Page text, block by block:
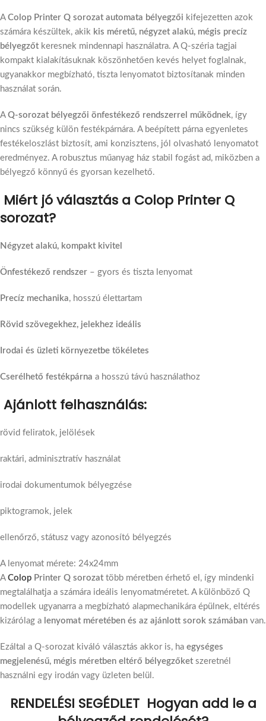
A Colop Printer Q sorozat automata bélyegzői kifejezetten azok
számára készültek, akik kis méretű, négyzet alakú, mégis precíz
bélyegzőtkeresnek mindennapi használatra. A Q-széria tagjai
kompakt kialakításuknak köszönhetően kevés helyet foglalnak,
ugyanakkor megbízható, tiszta lenyomatot biztosítanak minden
használat során.
A Q-sorozat bélyegzői önfestékező rendszerrel működnek, így
nincs szükség külön festékpárnára. A beépített párna egyenletes
festékeloszlást biztosít, ami konzisztens, jól olvasható lenyomatot
eredményez. A robusztus műanyag ház stabil fogást ad, miközben a
bélyegző könnyű és gyorsan kezelhető.
Miért jó választás a Colop Printer Q
sorozat?
Négyzet alakú, kompakt kivitel
Önfestékező rendszer – gyors és tiszta lenyomat
Precíz mechanika, hosszú élettartam
Rövid szövegekhez, jelekhez ideális
Irodai és üzleti környezetbe tökéletes
Cserélhető festékpárna a hosszú távú használathoz
Ajánlott felhasználás:
rövid feliratok, jelölések
raktári, adminisztratív használat
irodai dokumentumok bélyegzése
piktogramok, jelek
ellenőrző, státusz vagy azonosító bélyegzés
A lenyomat mérete: 24x24mm
A Colop Printer Q sorozattöbb méretben érhető el, így mindenki
megtalálhatja a számára ideális lenyomatméretet. A különböző Q
modellek ugyanarra a megbízható alapmechanikára épülnek, eltérés
kizárólag a lenyomat méretében és az ajánlott sorok számában van.
Ezáltal a Q-sorozat kiváló választás akkor is, ha egységes
megjelenésű, mégis méretben eltérő bélyegzőketszeretnél
használni egy irodán vagy üzleten belül.
RENDELÉSI SEGÉDLET Hogyan add le a